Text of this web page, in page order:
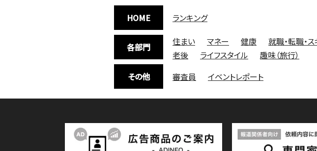
HOME ランキング
各部門 住まい マネー 健康 就職・転職・
老後
ライフスタイル
趣味（旅行）
その他
審査員 イベントレポート